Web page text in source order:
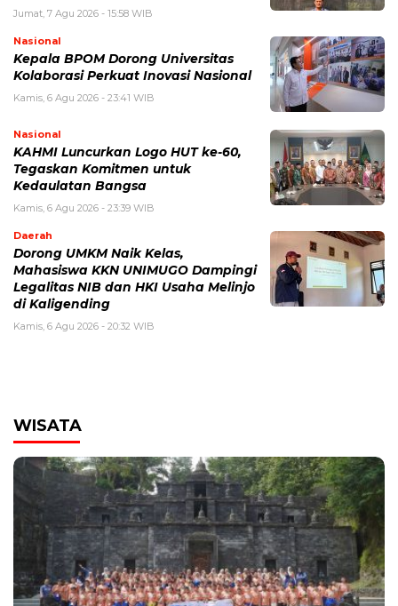
Jumat, 7 Agu 2026 - 15:58 WIB
Nasional
Kepala BPOM Dorong Universitas
Kolaborasi Perkuat Inovasi Nasional
Kamis, 6 Agu 2026 - 23:41 WIB
Nasional
KAHMI Luncurkan Logo HUT ke-60,
Tegaskan Komitmen untuk
Kedaulatan Bangsa
Kamis, 6 Agu 2026 - 23:39 WIB
Daerah
Dorong UMKM Naik Kelas,
Mahasiswa KKN UNIMUGO Dampingi
Legalitas NIB dan HKI Usaha Melinjo
di Kaligending
Kamis, 6 Agu 2026 - 20:32 WIB
WISATA